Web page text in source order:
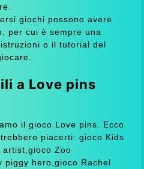
giochi possono avere
per cui è sempre una
o il tutorial del
a Love pins
il gioco Love pins. Ecco
piacerti: gioco Kids
artist,gioco Zoo
piggy hero,gioco Rachel